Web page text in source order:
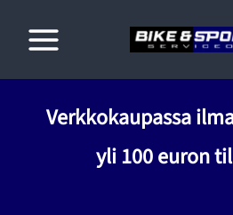
sisältöön
Verkkokaupassa
yli 100 euron